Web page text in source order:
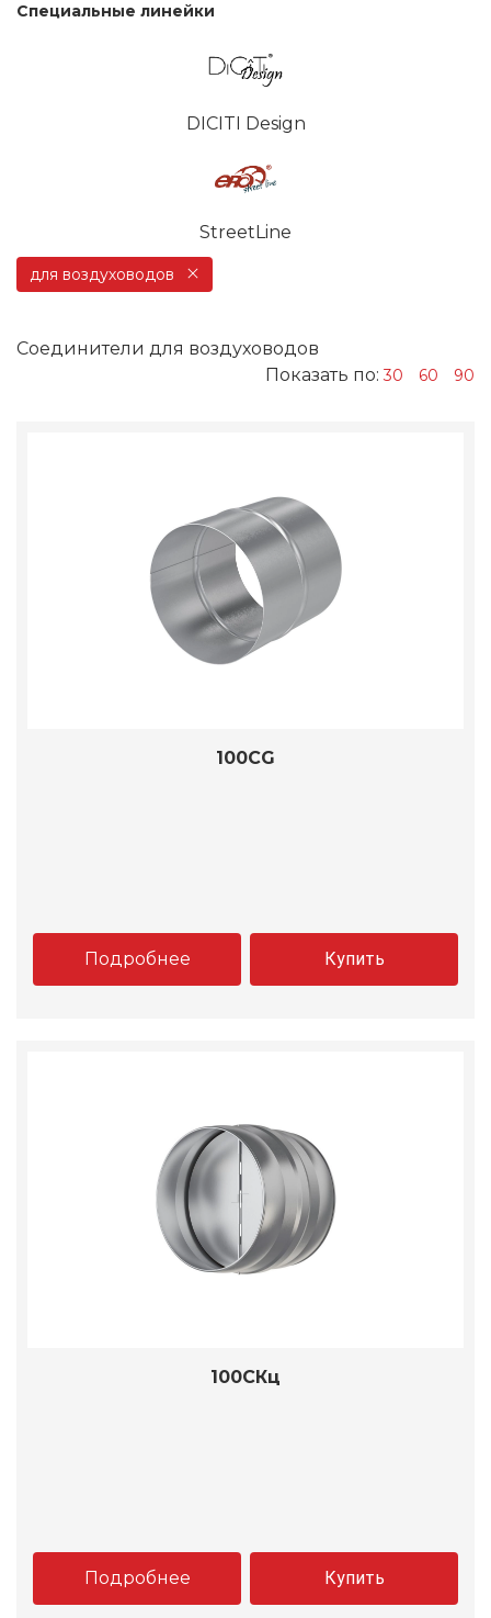
Специальные линейки
DICITI Design
StreetLine
для воздуховодов
Соединители для воздуховодов
Показать по:30 60 90
100CG
Подробнее Купить
100СКц
Подробнее Купить